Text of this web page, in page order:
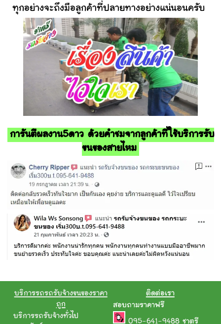
ทุกอย่างจะถึงมือลูกค้าที่ปลายทางอย่างแน่นอนครับ
การันตีผลงาน5ดาว ด้วยคำชมจากลูกค้าที่ใช้บริการรับ
ขนของสายไหม
บริการรถรถรับจ้างขนของราคา
ถูก
บริการรถรับจ้างทั่วไป
ติดต่อเรา
สอบถามราคาฟรี
095-641-9488 ชาตรี